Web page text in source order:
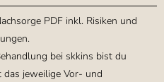
PDF inkl. Risiken und
bei skkins bist du
das jeweilige Vor- und